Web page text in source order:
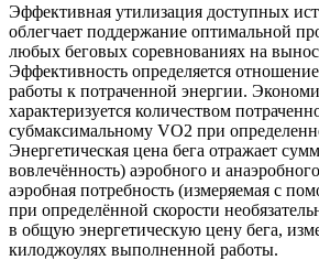
Эффективная утилизация доступных
облегчает поддержание оптимальной
любых беговых соревнованиях на
Эффективность определяется
работы к потраченной энергии.
характеризуется количеством
субмаксимальному VO2 при
Энергетическая цена бега отражает
вовлечённость) аэробного и
аэробная потребность (измеряемая с
при определённой скорости
в общую энергетическую цену бега,
килоджоулях выполненной работы.